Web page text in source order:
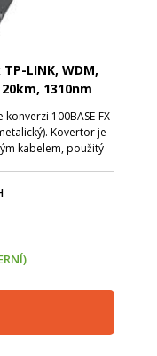
LINK, WDM,
20km, 1310nm
100BASE-FX
Kovertor je
kabelem, použitý